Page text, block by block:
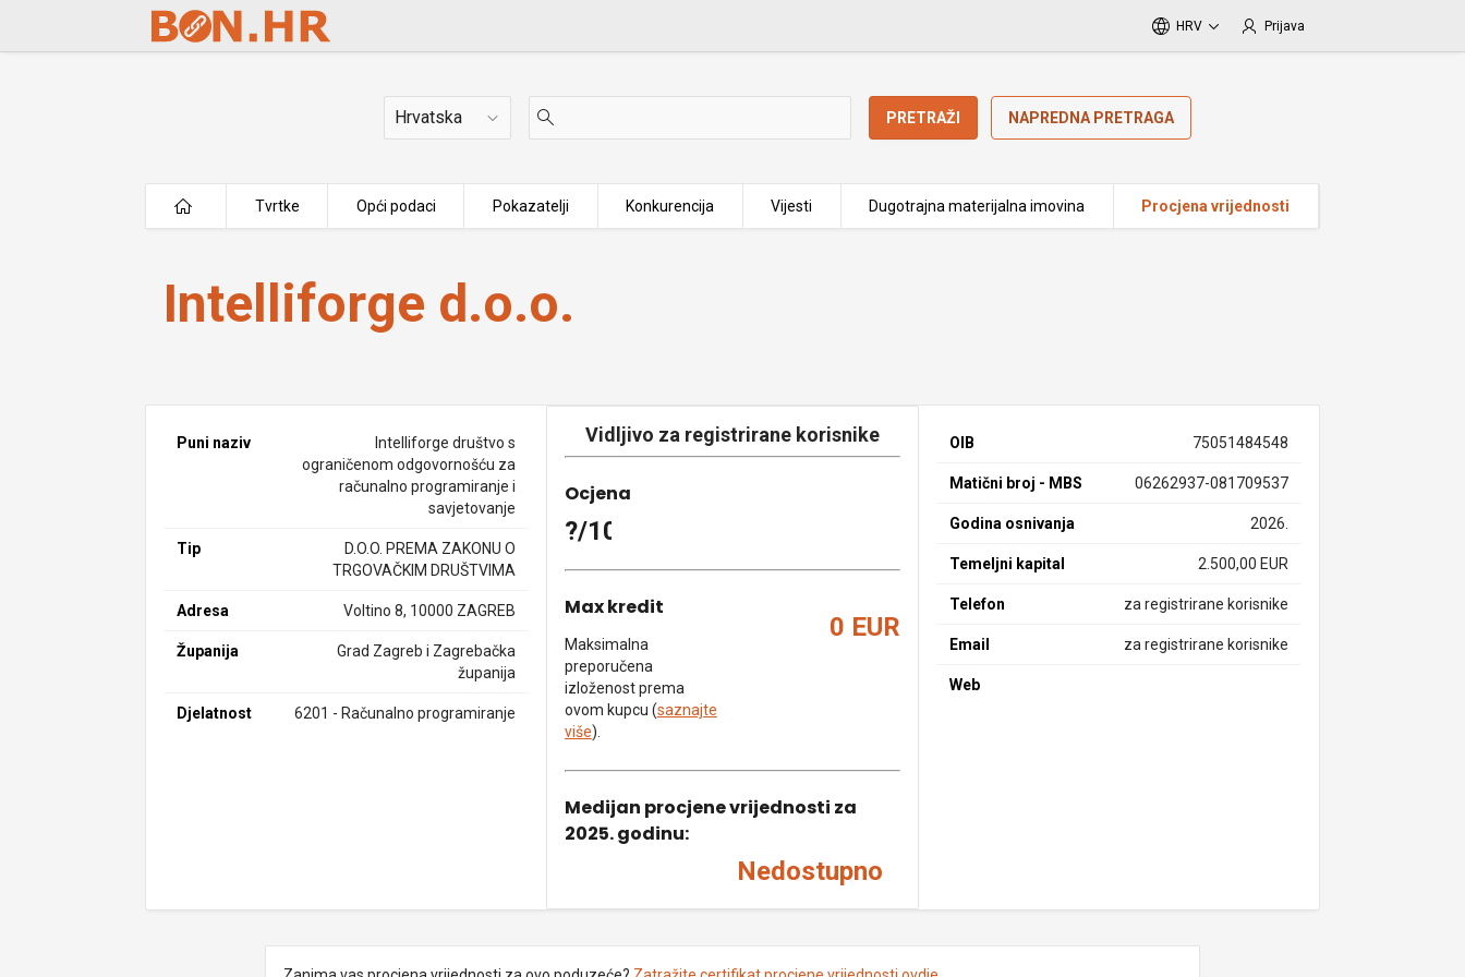
Skip to Main Content
HRV Prijava
Država PRETRAŽI NAPREDNA PRETRAGA
Tvrtke Opći podaci Pokazatelji Konkurencija Vijesti Dugotrajna materijalna imovina Procjena vrijednosti
Intelliforge d.o.o.
Intelliforge d.o.o.
Puni naziv
Intelliforge društvo s
ograničenom odgovornošću za
računalno programiranje i
savjetovanje
Tip
D.O.O. PREMA ZAKONU O
TRGOVAČKIM DRUŠTVIMA
Adresa Voltino 8, 10000 ZAGREB
Županija
Grad Zagreb i Zagrebačka
županija
Djelatnost 6201 - Računalno programiranje
Vidljivo za registrirane korisnike
Ocjena
?/10
Max kredit
Maksimalna
preporučena
izloženost prema
ovom kupcu (saznajte
više).
0 EUR
Medijan procjene vrijednosti za
2025. godinu:
Nedostupno
OIB 75051484548
Matični broj - MBS 06262937-081709537
Godina osnivanja 2026.
Temeljni kapital 2.500,00 EUR
Telefon za registrirane korisnike
Email za registrirane korisnike
Web